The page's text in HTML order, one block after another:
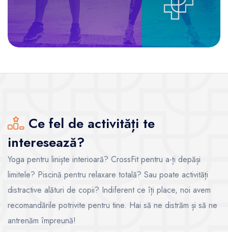
Ce fel de activități te
interesează?
Yoga pentru liniște interioară? CrossFit pentru a-ți depăși
limitele? Piscină pentru relaxare totală? Sau poate activități
distractive alături de copii? Indiferent ce îți place, noi avem
recomandările potrivite pentru tine. Hai să ne distrăm și să ne
antrenăm împreună!